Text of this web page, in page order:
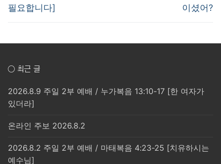
필요합니다]
이셨어?
○ 최근 글
2026.8.9 주일 2부 예배 / 누가복음 13:10-17 [한 여자가
있더라]
온라인 주보 2026.8.2
2026.8.2 주일 2부 예배 / 마태복음 4:23-25 [치유하시는
예수님]